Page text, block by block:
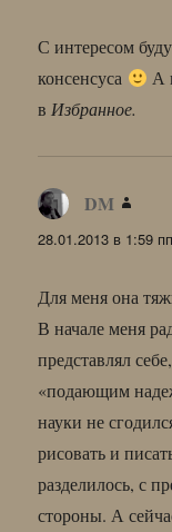
С интересом
консенсуса
А
в Избранное.
DM
28.01.2013 в 1:59 пп
Для меня она
В начале меня
представлял
«подающим
науки не
рисовать и
разделилось, с
стороны. А